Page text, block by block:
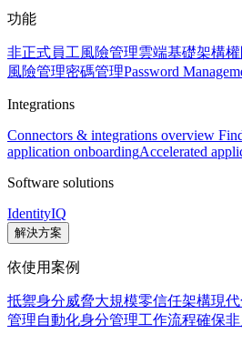
功能
非正式員工風險管理雲端基礎架構
風險管理密碼管理Password
Integrations
Connectors & integrations overview
application onboardingAccelerated
Software solutions
IdentityIQ
解決方案
依使用案例
抵禦身分威脅大規模零信任架構現
管理自動化身分管理工作流程確保